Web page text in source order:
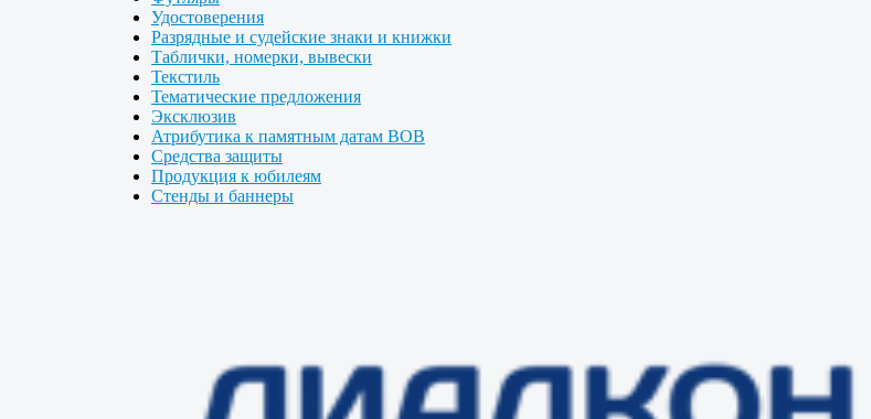
Удостоверения
Разрядные и судейские знаки и книжки
Таблички, номерки, вывески
Текстиль
Тематические предложения
Эксклюзив
Атрибутика к памятным датам ВОВ
Средства защиты
Продукция к юбилеям
Стенды и баннеры